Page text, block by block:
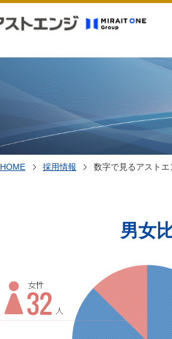
HOME 採用情報 数字で見るアストエ
男女